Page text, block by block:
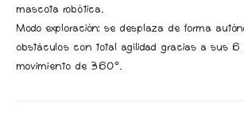
mascota robótica.
Modo exploración: se desplaza de forma
obstáculos con total agilidad gracias a sus 6
movimiento de 360°.